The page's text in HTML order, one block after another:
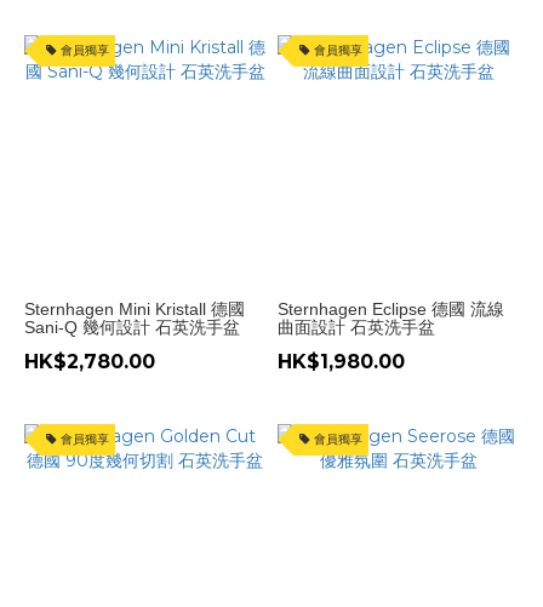
會員獨享
Sternhagen Mini Kristall 德國
Sani-Q 幾何設計 石英洗手盆
HK$2,780.00
會員獨享
Sternhagen Eclipse 德國 流線
曲面設計 石英洗手盆
HK$1,980.00
會員獨享 會員獨享